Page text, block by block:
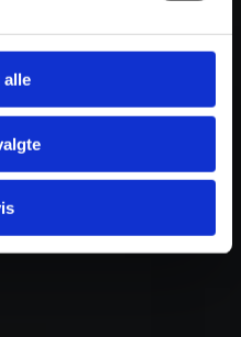
alle